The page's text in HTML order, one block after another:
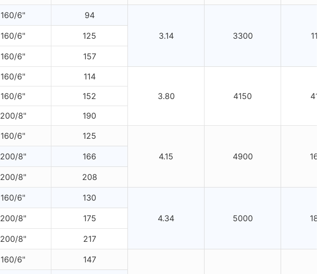
160/6" 94
3.14 3300 1150
160/6" 125
160/6" 157
160/6"
114
3.80
4150 4170
160/6"
152
200/8" 190
160/6" 125
4.15 4900 1600
200/8" 166
200/8" 208
160/6" 130
4.34 5000 1800
200/8" 175
200/8" 217
160/6" 147